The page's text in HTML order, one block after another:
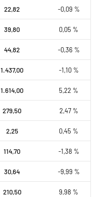
22,82 -0,09 %
39,80 0,05 %
44,82 -0,36 %
1.437,00 -1,10 %
1.614,00 5,22 %
279,50 2,47 %
2,25 0,45 %
114,70 -1,38 %
30,64 -9,99 %
210,50 9,98 %